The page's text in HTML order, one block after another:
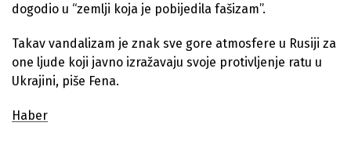
dogodio u “zemlji koja je pobijedila fašizam”.
Takav vandalizam je znak sve gore atmosfere u Rusiji za
one ljude koji javno izražavaju svoje protivljenje ratu u
Ukrajini, piše Fena.
Haber